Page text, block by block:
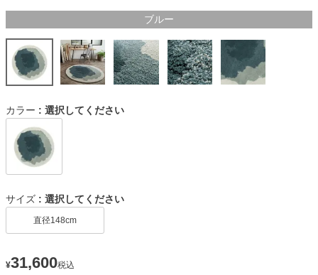
ブルー
¥31,600税込
カラー 選択してください
サイズ 選択してください
直径148cm